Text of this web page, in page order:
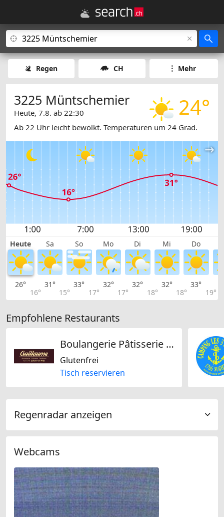
Regen CH Mehr
24°
3225 Müntschemier
Heute, 7.8. ab 22:30
Ab 22 Uhr leicht bewölkt. Temperaturen um 24 Grad.
Heute Sa So Mo Di Mi Do
26°
16°
31°
15°
33°
17°
32°
17°
32°
18°
32°
18°
33°
19°
Empfohlene Restaurants
Boulangerie Pâtisserie Tea Room Guillaume Sàrl
Glutenfrei
Tisch reservieren
Regenradar anzeigen
Webcams